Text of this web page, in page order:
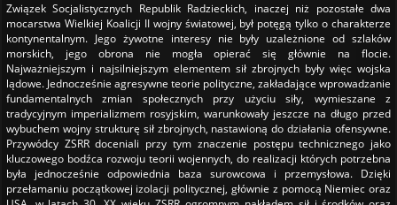
Związek Socjalistycznych Republik Radzieckich, inaczej niż pozostałe dwa
mocarstwa Wielkiej Koalicji II wojny światowej, był potęgą tylko o charakterze
kontynentalnym. Jego żywotne interesy nie były uzależnione od szlaków
morskich, jego obrona nie mogła opierać się głównie na flocie.
Najważniejszym i najsilniejszym elementem sił zbrojnych były więc wojska
lądowe. Jednocześnie agresywne teorie polityczne, zakładające wprowadzanie
fundamentalnych zmian społecznych przy użyciu siły, wymieszane z
tradycyjnym imperializmem rosyjskim, warunkowały jeszcze na długo przed
wybuchem wojny strukturę sił zbrojnych, nastawioną do działania ofensywne.
Przywódcy ZSRR doceniali przy tym znaczenie postępu technicznego jako
kluczowego bodźca rozwoju teorii wojennych, do realizacji których potrzebna
była jednocześnie odpowiednia baza surowcowa i przemysłowa. Dzięki
przełamaniu początkowej izolacji politycznej, głównie z pomocą Niemiec oraz